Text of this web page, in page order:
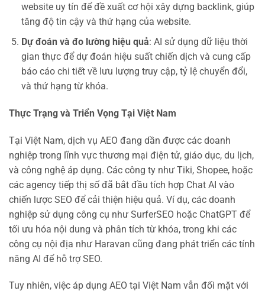
website uy tín để đề xuất cơ hội xây dựng backlink, giúp
tăng độ tin cậy và thứ hạng của website.
Dự đoán và đo lường hiệu quả: AI sử dụng dữ liệu thời
gian thực để dự đoán hiệu suất chiến dịch và cung cấp
báo cáo chi tiết về lưu lượng truy cập, tỷ lệ chuyển đổi,
và thứ hạng từ khóa.
Thực Trạng và Triển Vọng Tại Việt Nam
Tại Việt Nam, dịch vụ AEO đang dần được các doanh
nghiệp trong lĩnh vực thương mại điện tử, giáo dục, du lịch,
và công nghệ áp dụng. Các công ty như Tiki, Shopee, hoặc
các agency tiếp thị số đã bắt đầu tích hợp Chat AI vào
chiến lược SEO để cải thiện hiệu quả. Ví dụ, các doanh
nghiệp sử dụng công cụ như SurferSEO hoặc ChatGPT để
tối ưu hóa nội dung và phân tích từ khóa, trong khi các
công cụ nội địa như Haravan cũng đang phát triển các tính
năng AI để hỗ trợ SEO.
Tuy nhiên, việc áp dụng AEO tại Việt Nam vẫn đối mặt với